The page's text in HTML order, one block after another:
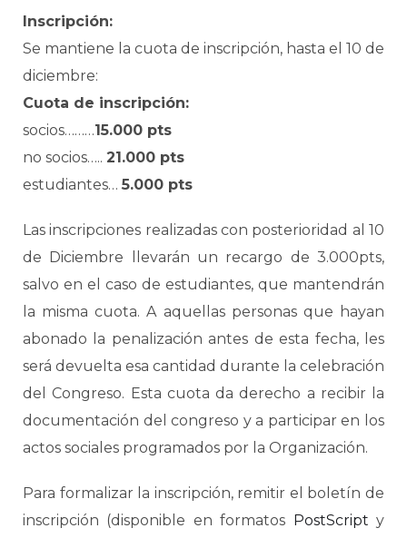
Inscripción:
Se mantiene la cuota de inscripción, hasta el 10 de
diciembre:
Cuota de inscripción:
socios………15.000 pts
no socios….. 21.000 pts
estudiantes… 5.000 pts
Las inscripciones realizadas con posterioridad al 10
de Diciembre llevarán un recargo de 3.000pts,
salvo en el caso de estudiantes, que mantendrán
la misma cuota. A aquellas personas que hayan
abonado la penalización antes de esta fecha, les
será devuelta esa cantidad durante la celebración
del Congreso. Esta cuota da derecho a recibir la
documentación del congreso y a participar en los
actos sociales programados por la Organización.
Para formalizar la inscripción, remitir el boletín de
inscripción (disponible en formatos PostScript y